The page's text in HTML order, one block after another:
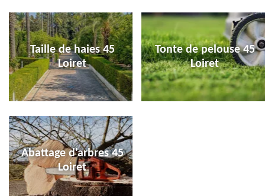
Taille de haies 45
Loiret
Tonte de pelouse 45
Loiret
Abattage d'arbres 45
Loiret